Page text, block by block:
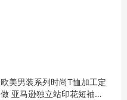
欧美男装系列时尚T恤加工定
做 亚马逊独立站印花短袖针